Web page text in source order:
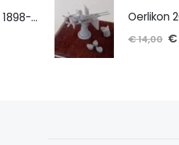
US NAVY CREW 1898-1913 1/100
€14,00 €